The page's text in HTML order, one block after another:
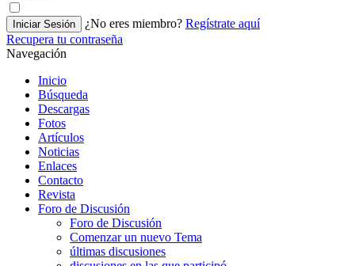
Iniciar Sesión ¿No eres miembro? Regístrate aquí
Recupera tu contraseña
Navegación
Inicio
Búsqueda
Descargas
Fotos
Artículos
Noticias
Enlaces
Contacto
Revista
Foro de Discusión
Foro de Discusión
Comenzar un nuevo Tema
últimas discusiones